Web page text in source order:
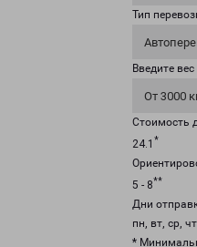
Тип
Введите вес
От 3000
Стоимость
24.1 *
5 - 8**
Дни
пн, вт, ср,
*